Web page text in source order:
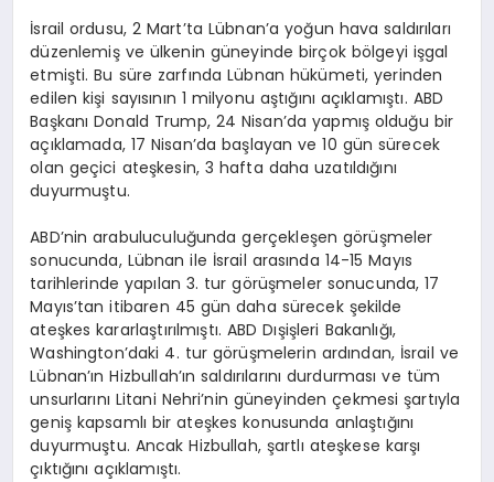
İsrail ordusu, 2 Mart’ta Lübnan’a yoğun hava saldırıları
düzenlemiş ve ülkenin güneyinde birçok bölgeyi işgal
etmişti. Bu süre zarfında Lübnan hükümeti, yerinden
edilen kişi sayısının 1 milyonu aştığını açıklamıştı. ABD
Başkanı Donald Trump, 24 Nisan’da yapmış olduğu bir
açıklamada, 17 Nisan’da başlayan ve 10 gün sürecek
olan geçici ateşkesin, 3 hafta daha uzatıldığını
duyurmuştu.
ABD’nin arabuluculuğunda gerçekleşen görüşmeler
sonucunda, Lübnan ile İsrail arasında 14-15 Mayıs
tarihlerinde yapılan 3. tur görüşmeler sonucunda, 17
Mayıs’tan itibaren 45 gün daha sürecek şekilde
ateşkes kararlaştırılmıştı. ABD Dışişleri Bakanlığı,
Washington’daki 4. tur görüşmelerin ardından, İsrail ve
Lübnan’ın Hizbullah’ın saldırılarını durdurması ve tüm
unsurlarını Litani Nehri’nin güneyinden çekmesi şartıyla
geniş kapsamlı bir ateşkes konusunda anlaştığını
duyurmuştu. Ancak Hizbullah, şartlı ateşkese karşı
çıktığını açıklamıştı.